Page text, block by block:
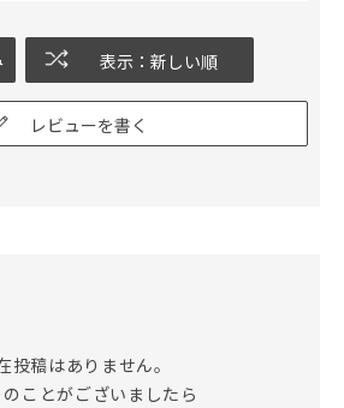
表示：新しい順
レビューを書く
投稿はありません。
ことがございましたら